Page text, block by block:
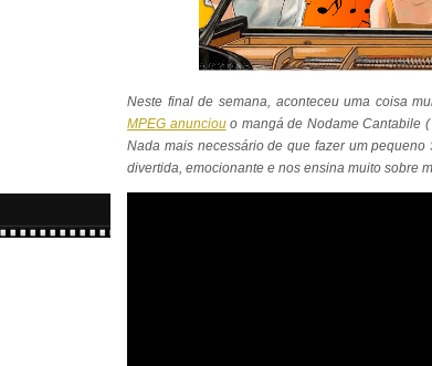
Neste final de semana, aconteceu uma coisa
MPEG anunciouo mangá de Nodame Cantabile
Nada mais necessário de que fazer um
divertida, emocionante e nos ensina muito sobre